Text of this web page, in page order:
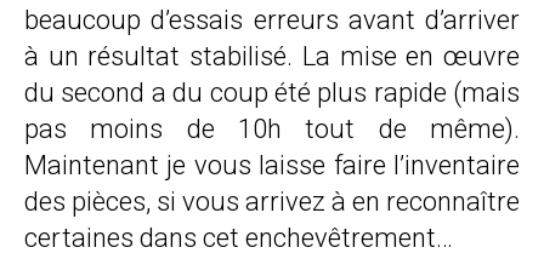
beaucoup d’essais erreurs avant d’arriver
à un résultat stabilisé. La mise en œuvre
du second a du coup été plus rapide (mais
pas moins de 10h tout de même).
Maintenant je vous laisse faire l’inventaire
des pièces, si vous arrivez à en reconnaître
certaines dans cet enchevêtrement…